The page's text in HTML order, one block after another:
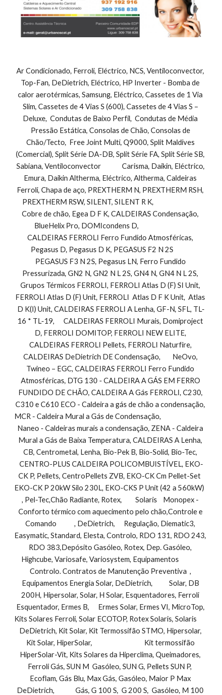
Ar Condicionado, Ferroli, Eléctrico, NCS, Ventiloconvector,
Top-Fan, DeDietrich, Eléctrico, HP Inverter - Bomba de
calor aerotérmicas, Samsung, Eléctrico, Cassetes de 1 Via
Slim, Cassetes de 4 Vias S (600), Cassetes de 4 Vias S –
Deluxe,  Condutas de Baixo Perfil,  Condutas de Média
Pressão Estática, Consolas de Chão, Consolas de
Chão/Tecto,  Free Joint Multi, Q9000, Split Maldives
(Comercial), Split Série DA-DB, Split Série FA, Split Série SB,
Sabiana, Ventiloconvector              Carisma, Daikin, Eléctrico,
Emura, Daikin Altherma, Eléctrico, Altherma, Caldeiras
Ferroli, Chapa de aço, PREXTHERM N, PREXTHERM RSH,
PREXTHERM RSW, SILENT, SILENT R K,
Cobre de chão, Egea D F K, CALDEIRAS Condensação,
BlueHelix Pro, DOMIcondens D,
CALDEIRAS FERROLI Ferro Fundido Atmosféricas,
Pegasus D, Pegasus D K, PEGASUS F2 N 2S
PEGASUS F3 N 2S, Pegasus LN, Ferro Fundido
Pressurizada, GN2 N, GN2 N L 2S, GN4 N, GN4 N L 2S,
Grupos Térmicos FERROLI, FERROLI Atlas D (F) SI Unit,
FERROLI Atlas D (F) Unit, FERROLI  Atlas D F K Unit,  Atlas
D K(I) Unit, CALDEIRAS FERROLI A Lenha, GF-N, SFL, TL-
16 * TL-19,      CALDEIRAS FERROLI Murais, Domiproject
D, FERROLI DOMITOP, FERROLI NEW ELITE,
CALDEIRAS FERROLI Pellets, FERROLI Naturfire,
CALDEIRAS DeDietrich DE Condensação,        NeOvo,
Twineo – EGC, CALDEIRAS FERROLI Ferro Fundido
Atmosféricas, DTG 130 - CALDEIRA A GÁS EM FERRO
FUNDIDO DE CHÃO, CALDEIRA A Gás FERROLI, C230,
C310 e C610 ECO - Caldeira a gás de chão a condensação,
MCR - Caldeira Mural a Gás de Condensação,
Naneo - Caldeiras murais a condensação, ZENA - Caldeira
Mural a Gás de Baixa Temperatura, CALDEIRAS A Lenha,
CB, Centrometal, Lenha, Bio-Pek B, Bio-Solid, Bio-Tec,
CENTRO-PLUS CALDEIRA POLICOMBUISTÍVEL, EKO-
CK P, Pellets, CentroPellets ZVB, EKO-CK Cm Pellet-Set
EKO-CK P 20kW Silo 230L, EKO-CKS P Unit (42 a 560kW)
, Pel-Tec,Chão Radiante, Rotex,         Solaris    Monopex -
Conforto térmico com aquecimento pelo chão,Controle e
Comando            , DeDietrich,      Regulação, Diematic3,
Easymatic, Standard, Elesta, Controlo, RDO 131, RDO 243,
RDO 383,Depósito Gasóleo, Rotex, Dep. Gasóleo,
Highcube, Variosafe, Variosystem, Equipamentos
Controlo. Contratos de Manutenção Preventiva  ,
Equipamentos Energia Solar, DeDietrich,           Solar, DB
200H, Hipersolar, Solar, H Solar, Esquentadores, Ferroli
Esquentador, Ermes B,      Ermes Solar, Ermes VI, MicroTop,
Kits Solares Ferroli, Solar ECOTOP, Rotex Solaris, Solaris
DeDietrich, Kit Solar, Kit Termossifão STMO, Hipersolar,
Kit Solar, HiperSolar,                                   Kit termossifão
HiperSolar-Vit, Kits Solares da Hiperclima, Queimadores,
Ferroli Gás, SUN M  Gasóleo, SUN G, Pellets SUN P,
Ecoflam, Gás Blu, Max Gás, Gasóleo, Maior P Max
DeDietrich,              Gás, G 100 S,  G 200 S,  Gasóleo, M 100